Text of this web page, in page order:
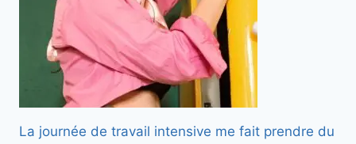
La journée de travail intensive me fait prendre du